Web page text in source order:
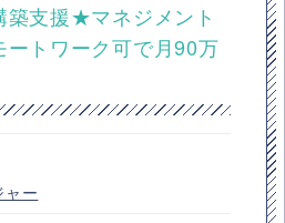
築支援★マネジメント
トワーク可で月90万
ャー